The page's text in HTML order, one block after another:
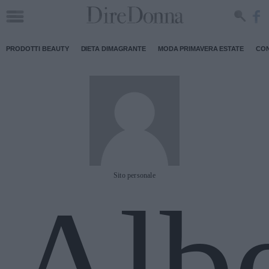
PRODOTTI BEAUTY DIETA DIMAGRANTE MODA PRIMAVERA ESTATE
Sito personale